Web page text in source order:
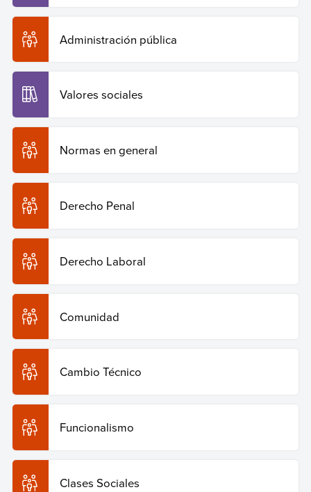
Administración pública
Valores sociales
Normas en general
Derecho Penal
Derecho Laboral
Comunidad
Cambio Técnico
Funcionalismo
Clases Sociales